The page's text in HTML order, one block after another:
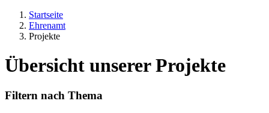
Startseite
Ehrenamt
Projekte
Übersicht unserer Projekte
Filtern nach Thema